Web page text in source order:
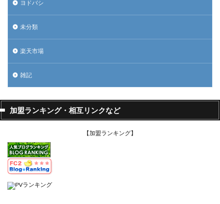
ヨドバシ
未分類
楽天市場
雑記
加盟ランキング・相互リンクなど
【加盟ランキング】